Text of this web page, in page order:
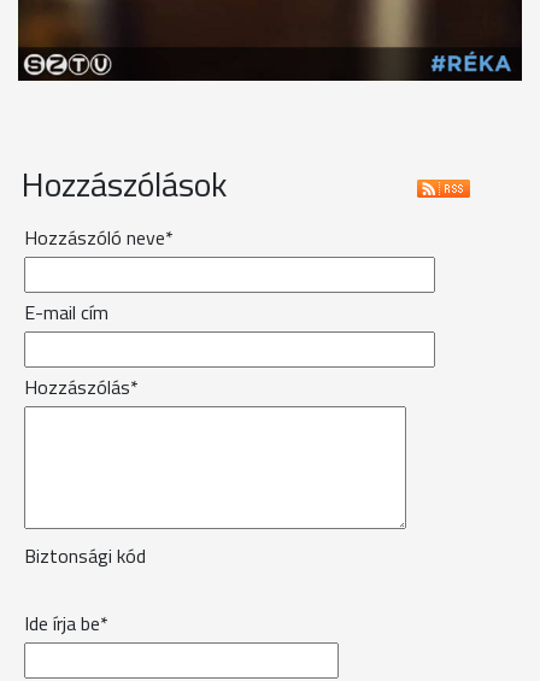
Hozzászólások
Hozzászóló neve*
E-mail cím
Hozzászólás*
Biztonsági kód
Ide írja be*